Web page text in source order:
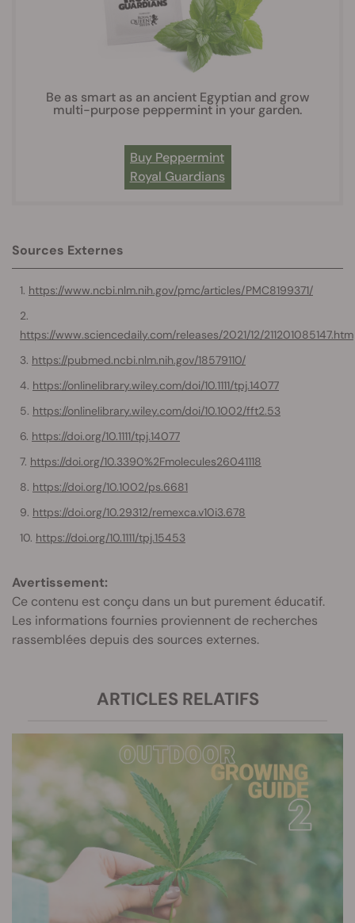
Be as smart as an ancient Egyptian and grow
multi-purpose peppermint in your garden.
Buy Peppermint
Royal Guardians
Sources Externes
https://www.ncbi.nlm.nih.gov/pmc/articles/PMC8199371/
https://www.sciencedaily.com/releases/2021/12/211201085147.htm
https://pubmed.ncbi.nlm.nih.gov/18579110/
https://onlinelibrary.wiley.com/doi/10.1111/tpj.14077
https://onlinelibrary.wiley.com/doi/10.1002/fft2.53
https://doi.org/10.1111/tpj.14077
https://doi.org/10.3390%2Fmolecules26041118
https://doi.org/10.1002/ps.6681
https://doi.org/10.29312/remexca.v10i3.678
https://doi.org/10.1111/tpj.15453
Avertissement:
Ce contenu est conçu dans un but purement éducatif.
Les informations fournies proviennent de recherches
rassemblées depuis des sources externes.
ARTICLES RELATIFS